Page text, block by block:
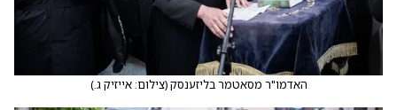
האדמו"ר מסאטמר בליזענסק(צילום: אייזיק ג.)